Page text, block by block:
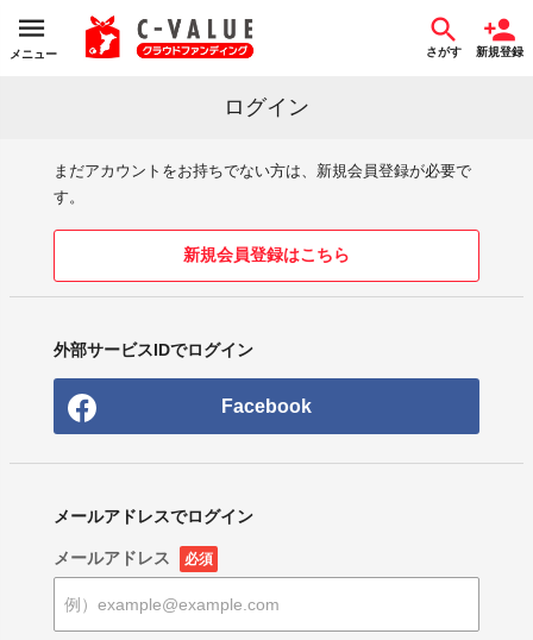
メニュー さがす 新規登録
ログイン
まだアカウントをお持ちでない方は、新規会員登録が必要で
す。
新規会員登録はこちら
外部サービスIDでログイン
Facebook
メールアドレスでログイン
メールアドレス 必須